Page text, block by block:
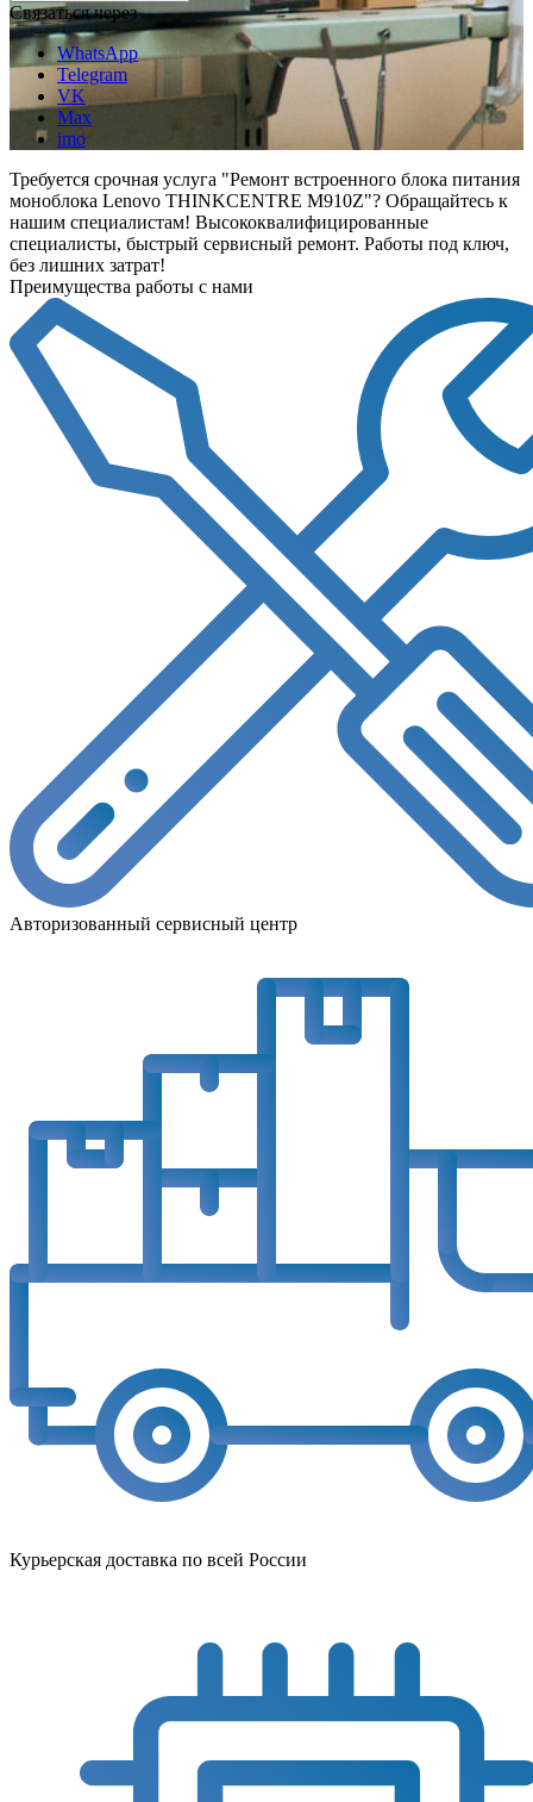
Связаться через
WhatsApp
Telegram
VK
Max
imo
Требуется срочная услуга "Ремонт встроенного блока питания
моноблока Lenovo THINKCENTRE M910Z"? Обращайтесь к
нашим специалистам! Высококвалифицированные
специалисты, быстрый сервисный ремонт. Работы под ключ,
без лишних затрат!
Преимущества работы с нами
Авторизованный сервисный центр
Курьерская доставка по всей России